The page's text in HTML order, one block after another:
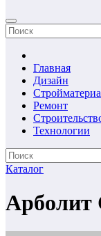
Главная
Дизайн
Ремонт
Технологии
Каталог
Арболит